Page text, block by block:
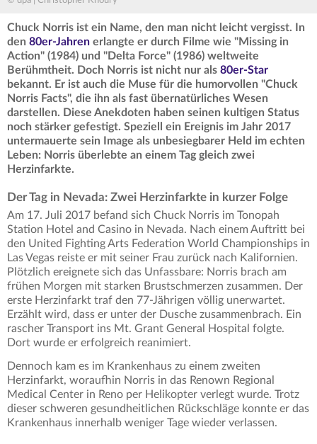
Chuck Norris ist ein Name, den man nicht leicht vergisst. In
den 80er-Jahren erlangte er durch Filme wie "Missing in
Action" (1984) und "Delta Force" (1986) weltweite
Berühmtheit. Doch Norris ist nicht nur als 80er-Star
bekannt. Er ist auch die Muse für die humorvollen "Chuck
Norris Facts", die ihn als fast übernatürliches Wesen
darstellen. Diese Anekdoten haben seinen kultigen Status
noch stärker gefestigt. Speziell ein Ereignis im Jahr 2017
untermauerte sein Image als unbesiegbarer Held im echten
Leben: Norris überlebte an einem Tag gleich zwei
Herzinfarkte.
Der Tag in Nevada: Zwei Herzinfarkte in kurzer Folge
Am 17. Juli 2017 befand sich Chuck Norris im Tonopah
Station Hotel and Casino in Nevada. Nach einem Auftritt bei
den United Fighting Arts Federation World Championships in
Las Vegas reiste er mit seiner Frau zurück nach Kalifornien.
Plötzlich ereignete sich das Unfassbare: Norris brach am
frühen Morgen mit starken Brustschmerzen zusammen. Der
erste Herzinfarkt traf den 77-Jährigen völlig unerwartet.
Erzählt wird, dass er unter der Dusche zusammenbrach. Ein
rascher Transport ins Mt. Grant General Hospital folgte.
Dort wurde er erfolgreich reanimiert.
Dennoch kam es im Krankenhaus zu einem zweiten
Herzinfarkt, woraufhin Norris in das Renown Regional
Medical Center in Reno per Helikopter verlegt wurde. Trotz
dieser schweren gesundheitlichen Rückschläge konnte er das
Krankenhaus innerhalb weniger Tage wieder verlassen.